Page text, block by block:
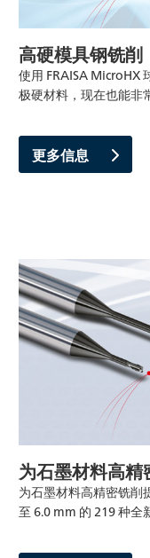
高硬模具钢铣削
使用 FRAISA MicroHX
极硬材料，现在也能非
更多信息
为石墨材料高精
为石墨材料高精密铣削
至 6.0 mm 的 219 种全